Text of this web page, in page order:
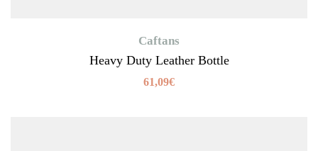
Caftans
Heavy Duty Leather Bottle
61,09€